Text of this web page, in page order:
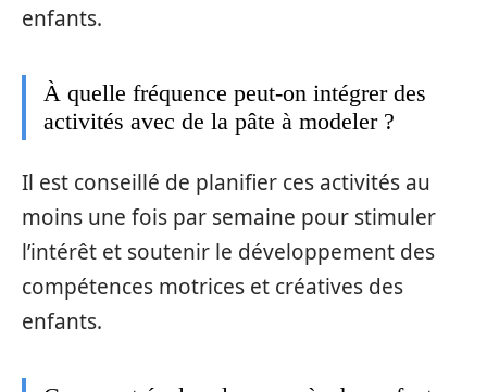
enfants.
À quelle fréquence peut-on intégrer des
activités avec de la pâte à modeler ?
Il est conseillé de planifier ces activités au
moins une fois par semaine pour stimuler
l’intérêt et soutenir le développement des
compétences motrices et créatives des
enfants.